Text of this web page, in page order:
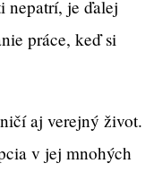
nepatrí, je ďalej
práce, keď si
aj verejný život.
v jej mnohých